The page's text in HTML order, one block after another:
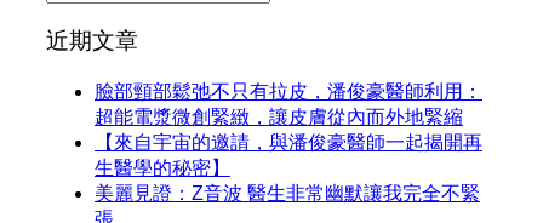
近期文章
臉部頸部鬆弛不只有拉皮，潘俊豪醫師利用：
超能電漿微創緊緻，讓皮膚從內而外地緊縮
【來自宇宙的邀請，與潘俊豪醫師一起揭開再
生醫學的秘密】
美麗見證：Z音波 醫生非常幽默讓我完全不緊